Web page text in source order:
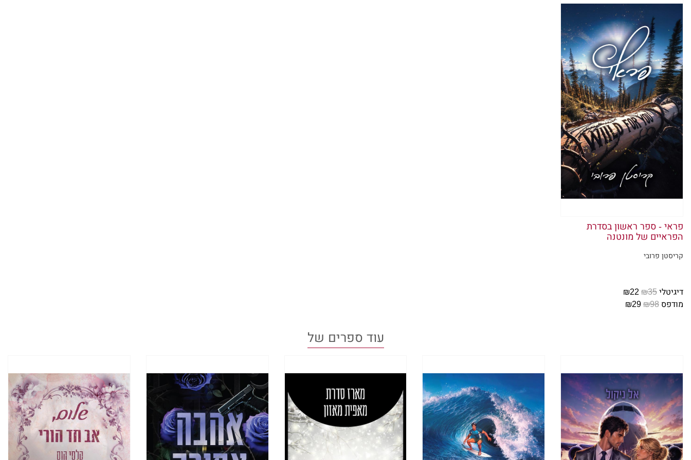
"מספר התושבים השתנה שוב," הוא קורא לעברי, ואני מהנהנת.
בארבעת החודשים האחרונים בלבד.
"באיזו תדירות אתה מחליף אותו?" אני קוראת בחזרה.
"פעם בשנה, כשחם מספיק כדי לטפס על סולם מבלי לקפוא למוות," הוא מודיע לי. אני מהנהנת,
פראי - ספר ראשון בסדרת
הפראיים של מונטנה
קריסטן פרובי
דיגיטלי₪35
מודפס ₪98
עוד ספרים של